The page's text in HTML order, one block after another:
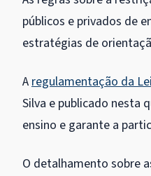
públicos e privados de
estratégias de
Aregulamentação da
Silva e publicado nesta
ensino e garante a
O detalhamento sobre